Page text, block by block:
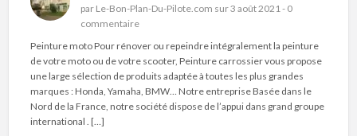
par Le-Bon-Plan-Du-Pilote.com sur 3 août 2021 - 0
commentaire
Peinture moto Pour rénover ou repeindre intégralement la peinture
de votre moto ou de votre scooter, Peinture carrossier vous propose
une large sélection de produits adaptée à toutes les plus grandes
marques : Honda, Yamaha, BMW… Notre entreprise Basée dans le
Nord de la France, notre société dispose de l’appui dans grand groupe
international . […]